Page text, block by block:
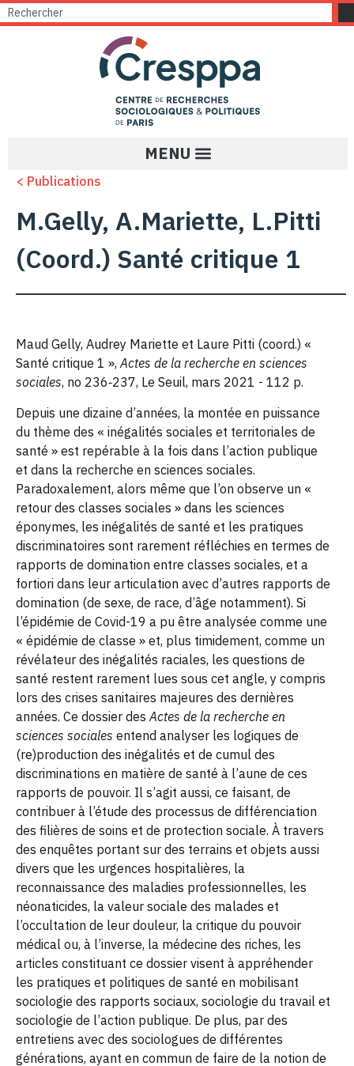
< Publications
M.Gelly, A.Mariette, L.Pitti
(Coord.) Santé critique 1
Maud Gelly, Audrey Mariette et Laure Pitti (coord.) «
Santé critique 1 »,Actes de la recherche en sciences
sociales, no 236‑237, Le Seuil, mars 2021 - 112 p.
Depuis une dizaine d’années, la montée en puissance
du thème des « inégalités sociales et territoriales de
santé » est repérable à la fois dans l’action publique
et dans la recherche en sciences sociales.
Paradoxalement, alors même que l’on observe un «
retour des classes sociales » dans les sciences
éponymes, les inégalités de santé et les pratiques
discriminatoires sont rarement réfléchies en termes de
rapports de domination entre classes sociales, et a
fortiori dans leur articulation avec d’autres rapports de
domination (de sexe, de race, d’âge notamment). Si
l’épidémie de Covid-19 a pu être analysée comme une
« épidémie de classe » et, plus timidement, comme un
révélateur des inégalités raciales, les questions de
santé restent rarement lues sous cet angle, y compris
lors des crises sanitaires majeures des dernières
années. Ce dossier des Actes de la recherche en
sciences sociales entend analyser les logiques de
(re)production des inégalités et de cumul des
discriminations en matière de santé à l’aune de ces
rapports de pouvoir. Il s’agit aussi, ce faisant, de
contribuer à l’étude des processus de différenciation
des filières de soins et de protection sociale. À travers
des enquêtes portant sur des terrains et objets aussi
divers que les urgences hospitalières, la
reconnaissance des maladies professionnelles, les
néonaticides, la valeur sociale des malades et
l’occultation de leur douleur, la critique du pouvoir
médical ou, à l’inverse, la médecine des riches, les
articles constituant ce dossier visent à appréhender
les pratiques et politiques de santé en mobilisant
sociologie des rapports sociaux, sociologie du travail et
sociologie de l’action publique. De plus, par des
entretiens avec des sociologues de différentes
générations, ayant en commun de faire de la notion de